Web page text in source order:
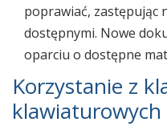
poprawiać, zastępując
dostępnymi. Nowe
oparciu o dostępne
Korzystanie z
klawiaturowych